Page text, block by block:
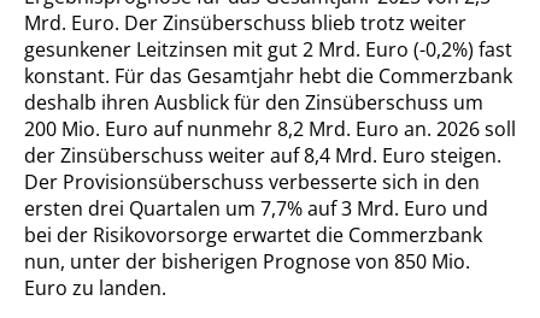
Mrd. Euro. Der Zinsüberschuss blieb trotz weiter
gesunkener Leitzinsen mit gut 2 Mrd. Euro (-0,2%) fast
konstant. Für das Gesamtjahr hebt die Commerzbank
deshalb ihren Ausblick für den Zinsüberschuss um
200 Mio. Euro auf nunmehr 8,2 Mrd. Euro an. 2026 soll
der Zinsüberschuss weiter auf 8,4 Mrd. Euro steigen.
Der Provisionsüberschuss verbesserte sich in den
ersten drei Quartalen um 7,7% auf 3 Mrd. Euro und
bei der Risikovorsorge erwartet die Commerzbank
nun, unter der bisherigen Prognose von 850 Mio.
Euro zu landen.